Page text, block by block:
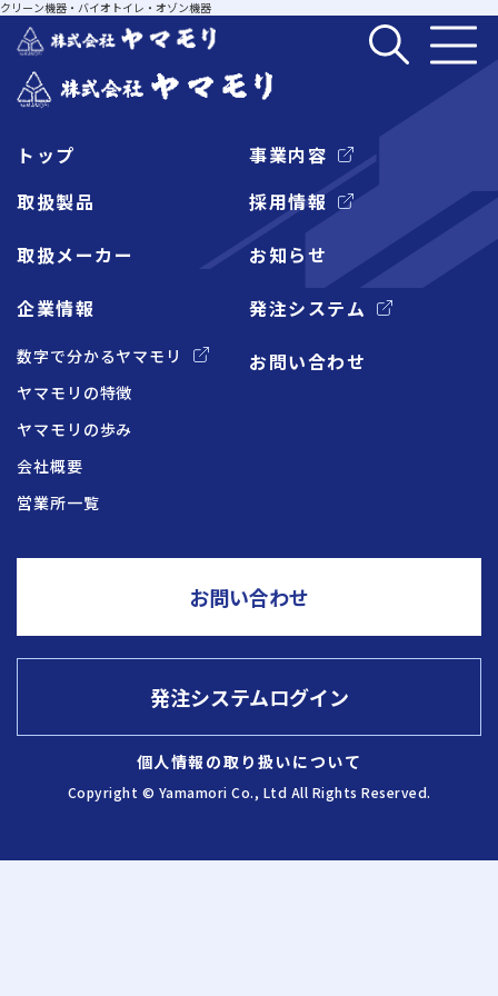
事業内容
取扱製品
取扱メーカー
採用情報
発注システムログイン
クリーン機器・バイオトイレ・オゾン機器
トップ
企業情報
数字で分かるヤマモリ
ヤマモリの特徴
ヤマモリの歩み
会社概要
営業所一覧
事業内容
取扱製品
取扱メーカー
採用情報
お知らせ
発注システム
お問い合わせ
個人情報の取り扱いについて
Copyright © Yamamori Co., Ltd All Rights Reserved.
お問い合わせ
発注システムログイン